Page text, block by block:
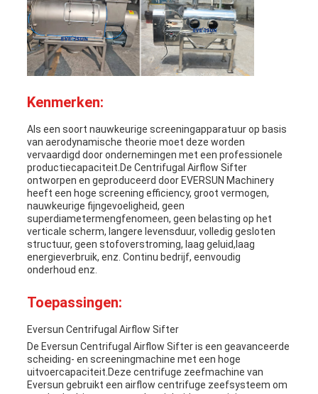
Kenmerken:
Als een soort nauwkeurige screeningapparatuur op basis
van aerodynamische theorie moet deze worden
vervaardigd door ondernemingen met een professionele
productiecapaciteit.De Centrifugal Airflow Sifter
ontworpen en geproduceerd door EVERSUN Machinery
heeft een hoge screening efficiency, groot vermogen,
nauwkeurige fijngevoeligheid, geen
superdiametermengfenomeen, geen belasting op het
verticale scherm, langere levensduur, volledig gesloten
structuur, geen stofoverstroming, laag geluid,laag
energieverbruik, enz. Continu bedrijf, eenvoudig
onderhoud enz.
Toepassingen:
Eversun Centrifugal Airflow Sifter
De Eversun Centrifugal Airflow Sifter is een geavanceerde
scheiding- en screeningmachine met een hoge
uitvoercapaciteit.Deze centrifuge zeefmachine van
Eversun gebruikt een airflow centrifuge zeefsysteem om